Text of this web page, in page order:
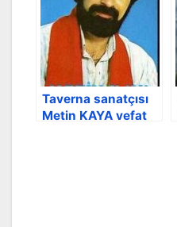
Taverna sanatçısı
Metin KAYA vefat